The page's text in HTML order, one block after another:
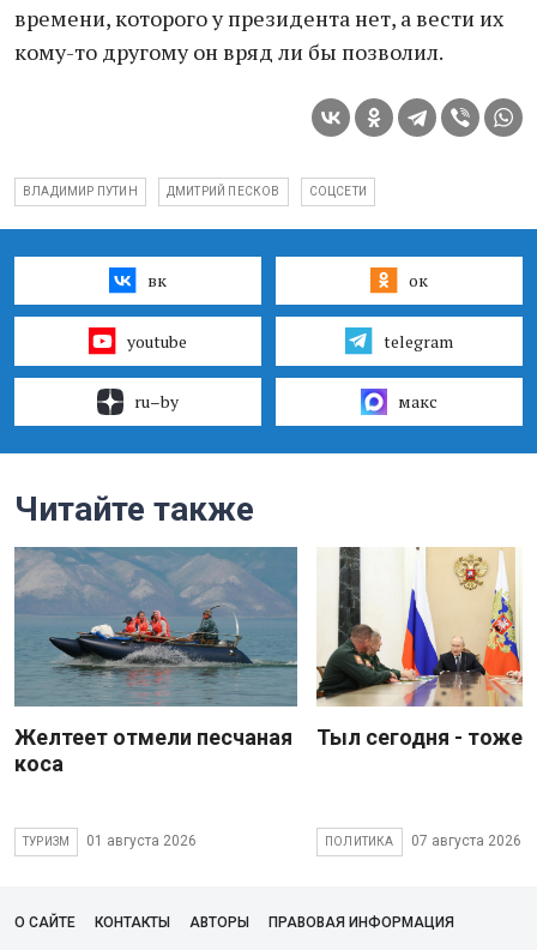
времени, которого у президента нет, а вести их
кому-то другому он вряд ли бы позволил.
ВЛАДИМИР ПУТИН ДМИТРИЙ ПЕСКОВ СОЦСЕТИ
вк ок
youtube telegram
ru–by макс
Читайте также
Желтеет отмели песчаная
коса
ТУРИЗМ 01 августа 2026
Тыл сегодня - тоже
ПОЛИТИКА 07 августа 2026
О САЙТЕ КОНТАКТЫ АВТОРЫ ПРАВОВАЯ ИНФОРМАЦИЯ